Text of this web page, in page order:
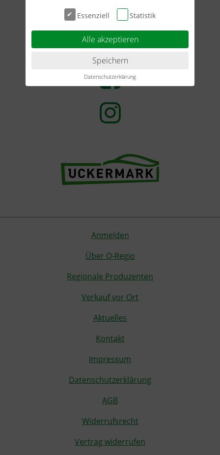
Sie finden uns auch bei
Anmelden
Über Q-Regio
Regionale Produzenten
Verkauf vor Ort
Aktuelles
Kontakt
Impressum
Datenschutzerklärung
AGB
Widerrufsrecht
Vertrag widerrufen
Essenziell Statistik
Alle akzeptieren
Speichern
Datenschutzerklärung